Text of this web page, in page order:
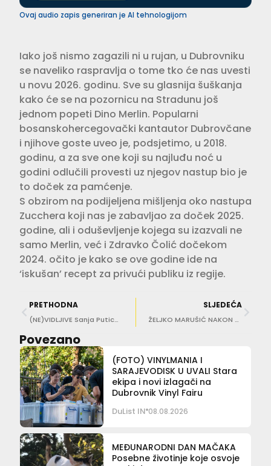
Ovaj audio zapis generiran je AI tehnologijom
Iako još nismo zagazili ni u rujan, u Dubrovniku
se naveliko raspravlja o tome tko će nas uvesti
u novu 2026. godinu. Sve su glasnija šuškanja
kako će se na pozornicu na Stradunu još
jednom popeti Dino Merlin. Popularni
bosanskohercegovački kantautor Dubrovčane
i njihove goste uveo je, podsjetimo, u 2018.
godinu, a za sve one koji su najluđu noć u
godini odlučili provesti uz njegov nastup bio je
to doček za pamćenje.
S obzirom na podijeljena mišljenja oko nastupa
Zucchera koji nas je zabavljao za doček 2025.
godine, ali i oduševljenje kojega su izazvali ne
samo Merlin, već i Zdravko Čolić dočekom
2024. očito je kako se ove godine ide na
‘iskušan’ recept za privući publiku iz regije.
PRETHODNA
(NE)VIDLJIVE Sanja Putica: Svijet politike još je muški, ali to žene ne smije obeshrabriti
SLJEDEĆA
ŽELJKO MARUŠIĆ NAKON TRAGEDIJE U GRUŽU Nedopustivo je da je netko projektirao ovakvo prometno-tehničko rješenje!
Povezano
(FOTO) VINYLMANIA I
SARAJEVODISK U UVALI Stara
ekipa i novi izlagači na
Dubrovnik Vinyl Fairu
DuList IN 08.08.2026
MEĐUNARODNI DAN MAČAKA
Posebne životinje koje osvoje